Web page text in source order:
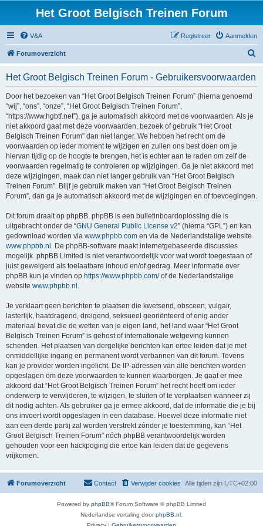
Het Groot Belgisch Treinen Forum
V&A Aanmelden
Registreer
Forumoverzicht
Het Groot Belgisch Treinen Forum - Gebruikersvoorwaarden
Door het bezoeken van “Het Groot Belgisch Treinen Forum” (hierna genoemd
“wij”, “ons”, “onze”, “Het Groot Belgisch Treinen Forum”,
“https://www.hgbtf.net”), ga je automatisch akkoord met de voorwaarden. Als je
niet akkoord gaat met deze voorwaarden, bezoek of gebruik “Het Groot
Belgisch Treinen Forum” dan niet langer. We hebben het recht om de
voorwaarden op ieder moment te wijzigen en zullen ons best doen om je
hiervan tijdig op de hoogte te brengen, het is echter aan te raden om zelf de
voorwaarden regelmatig te controleren op wijzigingen. Ga je niet akkoord met
deze wijzigingen, maak dan niet langer gebruik van “Het Groot Belgisch
Treinen Forum”. Blijf je gebruik maken van “Het Groot Belgisch Treinen
Forum”, dan ga je automatisch akkoord met de wijzigingen en of toevoegingen.
Dit forum draait op phpBB. phpBB is een bulletinboardoplossing die is
uitgebracht onder de “GNU General Public License v2” (hierna “GPL”) en kan
gedownload worden via www.phpbb.com en via de Nederlandstalige website
www.phpbb.nl . De phpBB-software maakt internetgebaseerde discussies
mogelijk. phpBB Limited is niet verantwoordelijk voor wat wordt toegestaan of
juist geweigerd als toelaatbare inhoud en/of gedrag. Meer informatie over
phpBB kun je vinden op https://www.phpbb.com/of de Nederlandstalige
website www.phpbb.nl .
Je verklaart geen berichten te plaatsen die kwetsend, obsceen, vulgair,
lasterlijk, haatdragend, dreigend, seksueel georiënteerd of enig ander
materiaal bevat die de wetten van je eigen land, het land waar “Het Groot
Belgisch Treinen Forum” is gehost of internationale wetgeving kunnen
schenden. Het plaatsen van dergelijke berichten kan ertoe leiden dat je met
onmiddellijke ingang en permanent wordt verbannen van dit forum. Tevens
kan je provider worden ingelicht. De IP-adressen van alle berichten worden
opgeslagen om deze voorwaarden te kunnen waarborgen. Je gaat er mee
akkoord dat “Het Groot Belgisch Treinen Forum” het recht heeft om ieder
onderwerp te verwijderen, te wijzigen, te sluiten of te verplaatsen wanneer zij
dit nodig achten. Als gebruiker ga je ermee akkoord, dat de informatie die je bij
ons invoert wordt opgeslagen in een database. Hoewel deze informatie niet
aan een derde partij zal worden verstrekt zónder je toestemming, kan “Het
Groot Belgisch Treinen Forum” nóch phpBB verantwoordelijk worden
gehouden voor een hackpoging die ertoe kan leiden dat de gegevens
vrijkomen.
Forumoverzicht Alle tijden zijn UTC+02:00
Verwijder cookies
Contact
Powered by phpBB® Forum Software © phpBB Limited
Nederlandse vertaling doorphpBB.nl